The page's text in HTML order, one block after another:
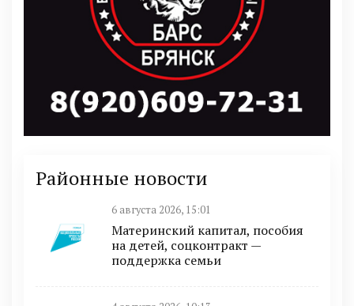
Районные новости
6 августа 2026, 15:01
Материнский капитал, пособия
на детей, соцконтракт —
поддержка семьи